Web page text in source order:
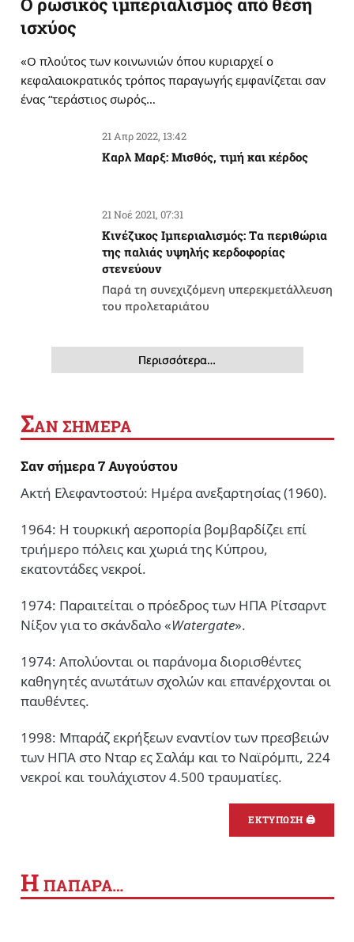
ισχύος
«Ο πλούτος των κοινωνιών όπου κυριαρχεί ο
κεφαλαιοκρατικός τρόπος παραγωγής εμφανίζεται σαν
ένας “τεράστιος σωρός…
21 Απρ 2022, 13:42
Καρλ Μαρξ: Μισθός, τιμή και κέρδος
21 Νοέ 2021, 07:31
Κινέζικος Ιμπεριαλισμός: Tα περιθώρια
της παλιάς υψηλής κερδοφορίας
στενεύουν
Παρά τη συνεχιζόμενη υπερεκμετάλλευση
του προλεταριάτου
Περισσότερα…
ΣΑΝ ΣΗΜΕΡΑ
Σαν σήμερα 7 Αυγούστου
Ακτή Ελεφαντοστού: Ημέρα ανεξαρτησίας (1960).
1964: Η τουρκική αεροπορία βομβαρδίζει επί
τριήμερο πόλεις και χωριά της Κύπρου,
εκατοντάδες νεκροί.
1974: Παραιτείται ο πρόεδρος των ΗΠΑ Ρίτσαρντ
Νίξον για το σκάνδαλο «Watergate».
1974: Απολύονται οι παράνομα διορισθέντες
καθηγητές ανωτάτων σχολών και επανέρχονται οι
παυθέντες.
1998: Μπαράζ εκρήξεων εναντίον των πρεσβειών
των ΗΠΑ στο Νταρ ες Σαλάμ και το Ναϊρόμπι, 224
νεκροί και τουλάχιστον 4.500 τραυματίες.
ΕΚΤΥΠΩΣΗ 🖨
Η ΠΑΠΑΡΑ…